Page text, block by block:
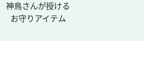
神鳥さんが授ける
お守りアイテム